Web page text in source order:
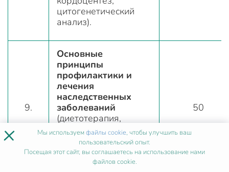
цитогенетический
анализ).
9.
Основные
принципы
профилактики и
лечения
наследственных
заболеваний
(диетотерапия,
ферментозамещение,
генотерапия и
медико-генетическое
консультирование).
50
× Мы используемфайлы cookie, чтобы улучшить ваш
пользовательский опыт.
Посещая этот сайт, вы соглашаетесь на использование нами
файлов cookie.